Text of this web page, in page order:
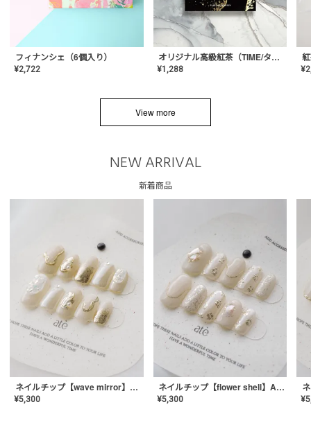
フィナンシェ（6個入り）
¥2,722
オリジナル高級紅茶（TIME/タイム）【ギフト/プチギフト/プレゼント/内祝い/結婚式/オリジナル配合/高品質/ハーブティー/茶葉/記念日/お返し/手土産/美容/おしゃれ】
¥1,288 ¥
View more
NEW ARRIVAL
新着商品
ネイルチップ【wave mirror】AE-CONA-04
¥5,300
ネイルチップ【flower shell】AE-CONA-03
¥5,300 ¥